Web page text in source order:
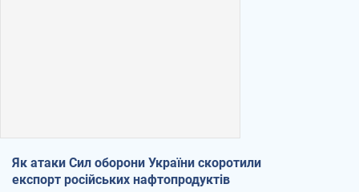
Як атаки Сил оборони України скоротили
експорт російських нафтопродуктів